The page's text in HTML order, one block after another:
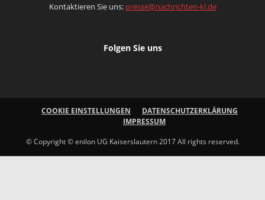
Kontaktieren Sie uns: presse@nachrichten-kl.de
Folgen Sie uns
COOKIE EINSTELLUNGEN
DATENSCHUTZERKLÄRUNG
IMPRESSUM
© Copyright © enilon UG Kaiserslautern 2017 All rights reserved.